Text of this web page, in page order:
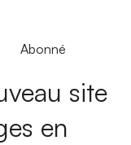
Abonné
site
en